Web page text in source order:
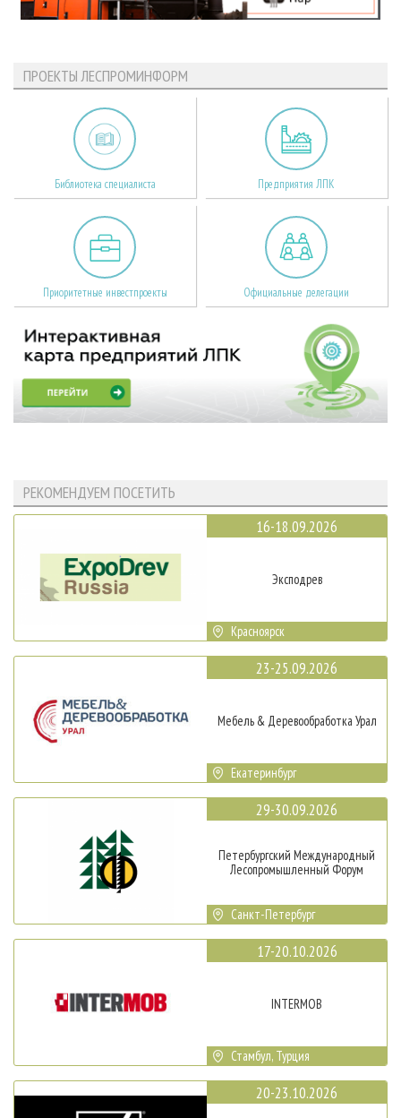
ПРОЕКТЫ ЛЕСПРОМИНФОРМ
Библиотека специалиста Предприятия ЛПК
Приоритетные инвестпроекты Официальные делегации
РЕКОМЕНДУЕМ ПОСЕТИТЬ
16-18.09.2026
Эксподрев
Красноярск
23-25.09.2026
Мебель & Деревообработка Урал
Екатеринбург
29-30.09.2026
Петербургский Международный
Лесопромышленный Форум
Санкт-Петербург
17-20.10.2026
INTERMOB
Стамбул, Турция
20-23.10.2026